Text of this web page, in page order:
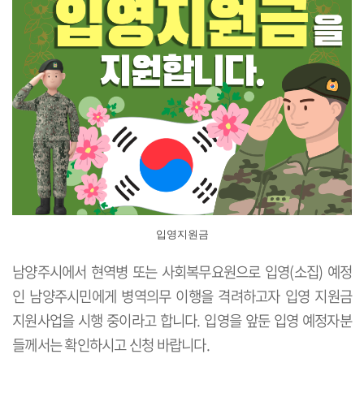
입영지원금
남양주시에서 현역병 또는 사회복무요원으로 입영(소집) 예정
인 남양주시민에게 병역의무 이행을 격려하고자 입영 지원금
지원사업을 시행 중이라고 합니다. 입영을 앞둔 입영 예정자분
들께서는 확인하시고 신청 바랍니다.